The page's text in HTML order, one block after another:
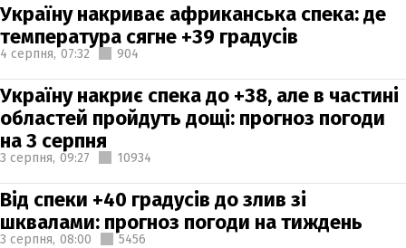
Україну накриває африканська спека: де
температура сягне +39 градусів
4 серпня, 07:32 904
Україну накриє спека до +38, але в частині
областей пройдуть дощі: прогноз погоди
на 3 серпня
3 серпня, 09:27 10934
Від спеки +40 градусів до злив зі
шквалами: прогноз погоди на тиждень
3 серпня, 08:00 5456